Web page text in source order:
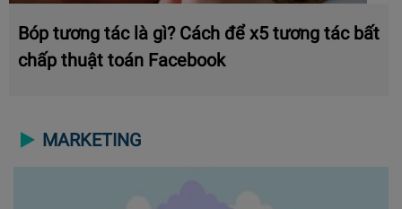
Bóp tương tác là gì? Cách để x5 tương tác bất
chấp thuật toán Facebook
MARKETING